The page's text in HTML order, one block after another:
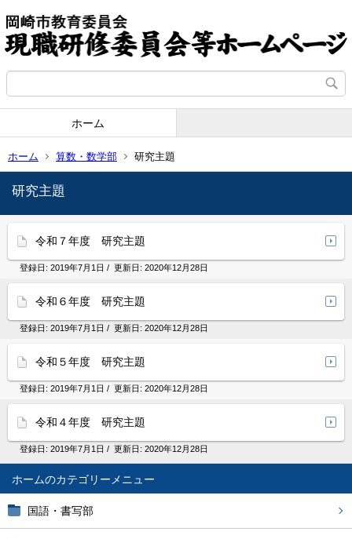
ホーム
ホーム 算数・数学部 研究主題
ホーム
国語・書写部
研究主題
令和７年度 研究主題
登録日: 2019年7月1日 / 更新日: 2020年12月28日
令和６年度 研究主題
登録日: 2019年7月1日 / 更新日: 2020年12月28日
令和５年度 研究主題
登録日: 2019年7月1日 / 更新日: 2020年12月28日
令和４年度 研究主題
登録日: 2019年7月1日 / 更新日: 2020年12月28日